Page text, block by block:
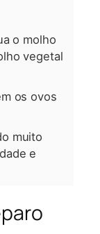
o molho
vegetal
os ovos
muito
e